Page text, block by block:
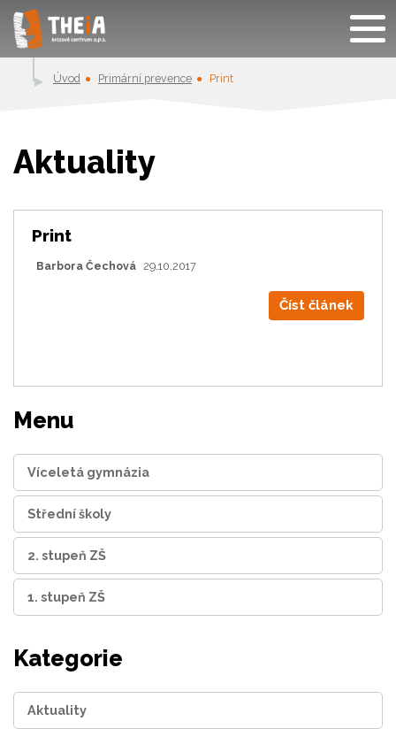
Úvod Primární prevence Print
Aktuality
Print
Barbora Čechová 29.10.2017
Číst článek
Menu
Víceletá gymnázia
Střední školy
2. stupeň ZŠ
1. stupeň ZŠ
Kategorie
Aktuality